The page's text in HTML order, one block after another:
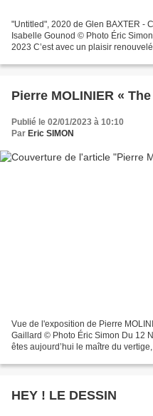
"Untitled", 2020 de Glen BAXTER -
Isabelle Gounod © Photo Éric Simon Du 3 décembre 2022 au 14 janvier
2023 C’est avec un plaisir
Pierre MOLINIER «
Publié le 02/01/2023 à 10:10
Par Eric SIMON
Vue de l'exposition de Pierre
Gaillard © Photo Éric Simon Du 12
êtes aujourd’hui le maître du
HEY ! LE DESSIN